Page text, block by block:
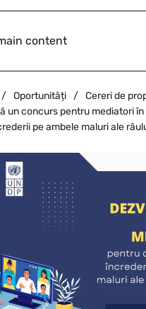
content
Oportunități Cereri de
un concurs pentru mediatori
pe ambele maluri ale